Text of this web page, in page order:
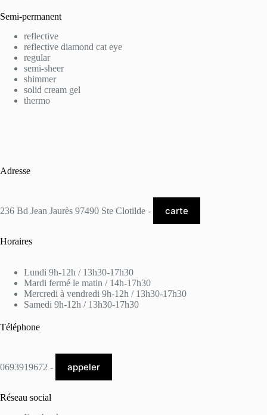
Semi-permanent
reflective
reflective diamond cat eye
regular
semi-sheer
shimmer
solid cream gel
thermo
Adresse
236 Bd Jean Jaurès 97490 Ste Clotilde - carte
Horaires
Lundi 9h-12h / 13h30-17h30
Mardi fermé le matin / 14h-17h30
Mercredi à vendredi 9h-12h / 13h30-17h30
Samedi 9h-12h / 13h30-17h30
Téléphone
0693919672 - appeler
Réseau social